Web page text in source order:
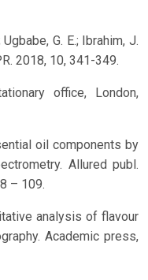
G. E.; Ibrahim, J.
2018, 10, 341-349.
office, London,
oil components by
Allured publ.
– 109.
analysis of flavour
Academic press,